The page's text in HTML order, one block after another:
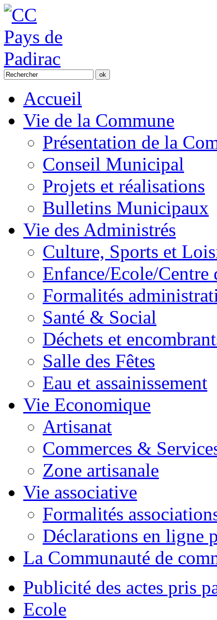
Accueil
Vie de la Commune
Présentation de la
Conseil Municipal
Projets et réalisations
Bulletins Municipaux
Vie des Administrés
Culture, Sports et
Enfance/Ecole/Centre
Formalités
Santé & Social
Déchets et
Salle des Fêtes
Eau et assainissement
Vie Economique
Artisanat
Commerces &
Zone artisanale
Vie associative
Formalités
Déclarations en ligne
La Communauté de
Publicité des actes pris
Ecole